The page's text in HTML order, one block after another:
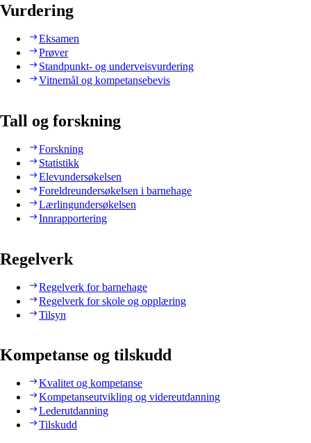
Vurdering
Eksamen
Prøver
Standpunkt- og underveisvurdering
Vitnemål og kompetansebevis
Tall og forskning
Forskning
Statistikk
Elevundersøkelsen
Foreldreundersøkelsen i barnehage
Lærlingundersøkelsen
Innrapportering
Regelverk
Regelverk for barnehage
Regelverk for skole og opplæring
Tilsyn
Kompetanse og tilskudd
Kvalitet og kompetanse
Kompetanseutvikling og videreutdanning
Lederutdanning
Tilskudd